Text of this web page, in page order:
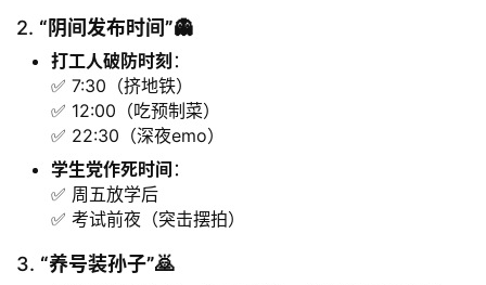
2. ​ ​“阴间发布时间”👻
打工人破防时刻 ：
✅ 7:30（挤地铁）
✅ 12:00（吃预制菜）
✅ 22:30（深夜emo）
学生党作死时间 ：
✅ 周五放学后
✅ 考试前夜（突击摆拍）
3. ​ ​“养号装孙子”🙇